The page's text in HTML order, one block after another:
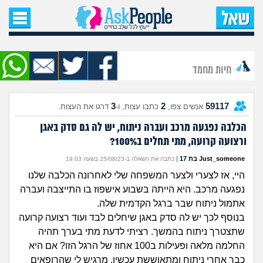
עמוד הבית
שאל שאלה
שאלות חדשות
שאלות שעוררו עניין
עצות חדשות
מה קורה כאן?
מתחם הטיפים
מדורים
חיות מחמד
59117 אנשים צפו, 2 כתבו עצות, ו-3 דרגו את העצות.
הכלבה נפגעה מרכב ועברה ניתוח, יש לה גם סדק באגן
ורצועה קרועה, מתי תחלים ב100%?
Just_someone בת 17 | כתבה את השאלה ב-25/08/23 בשעה 19:03
היי, אז לצערי ולצער המשפחה שלי לאחרונה הכלבה שלנו
נפגעה מרכב. היא הייתה בשבוע אישפוז בו התייצבה ועברה
אתמול ניתוח שבר ברגל הקדמית שלה.
בנוסף לכך יש לה סדק באגן שיחלים לבד ועוד רצועה קרועה
שתצטרך ניתוח בהמשך. רציתי לדעת מתי בערך תהיה
החלמה מלאה ופעילות ב100 אחוז של הרגל הזו? אם היא
כבר אחרי ניתוח ומתאוששת עכשיו. מרגיש לי שהרופאים